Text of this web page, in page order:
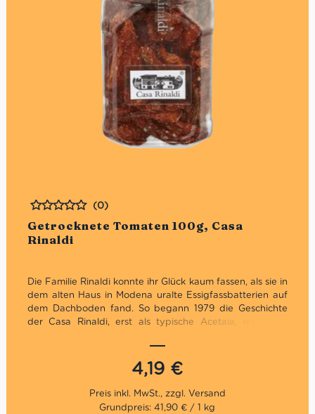
Getrocknete Tomaten 100g, Casa
Rinaldi
Bewertet
(0)
Die Familie Rinaldi konnte ihr Glück kaum fassen, als sie in
dem alten Haus in Modena uralte Essigfassbatterien auf
dem Dachboden fand. So begann 1979 die Geschichte
der Casa Rinaldi, erst als typische Acetaia, wie es in
der wichtigsten Feinkost Hersteller Italiens. Neben
Leckereien wie diese sonnengetrockneten Tomaten 100g
hält das große Sortiment alles bereit, was sich das
Feinkost-Enthusiasten-Herz wünschen könnte.
4,19 €
Grundpreis: 41,90 € / 1 kg